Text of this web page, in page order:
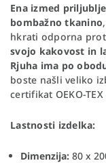
Ena izmed
bombažno tkanino
hkrati odporna
svojo kakovost in
Rjuha ima po
boste našli veliko
certifikat OEKO-
Lastnosti izdelka:
Dimenzija: 80 x